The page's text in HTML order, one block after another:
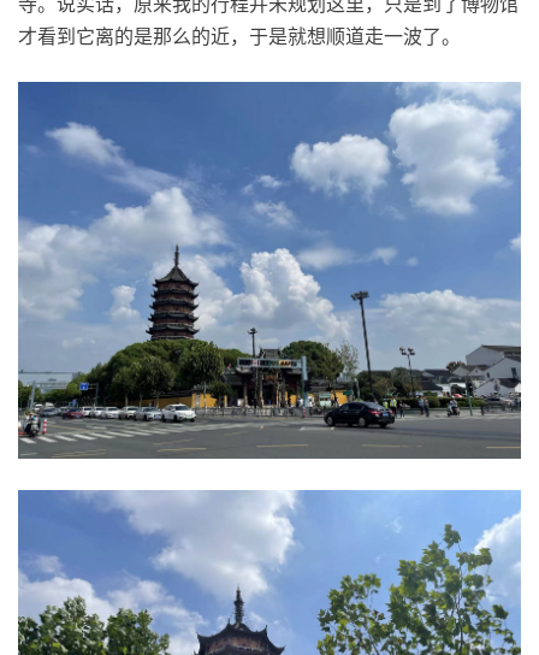
才看到它离的是那么的近，于是就想顺道走一波了。